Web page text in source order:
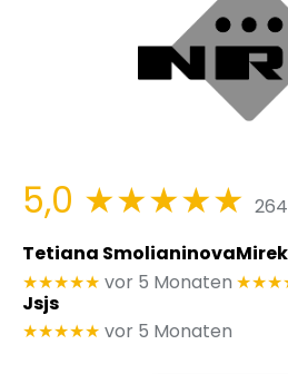
5,0 ★★★★★
Tetiana Smolianinova
★★★★★ vor 5 Monaten
Jsjs
★★★★★ vor 5 Monaten